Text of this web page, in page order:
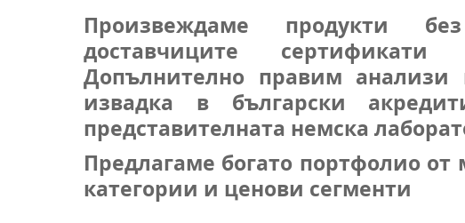
Произвеждаме продукти
доставчиците
Допълнително правим
извадка в български
представителната немска
Предлагаме богато портфолио
категории и ценови сегменти